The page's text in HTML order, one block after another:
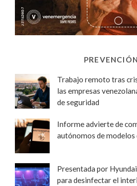
PREVENCIÓN
Trabajo remoto tras
las empresas
de seguridad
Informe advierte de
autónomos de modelos
Presentada por
para desinfectar el